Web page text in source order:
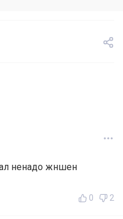
ненадо жншен
0 2